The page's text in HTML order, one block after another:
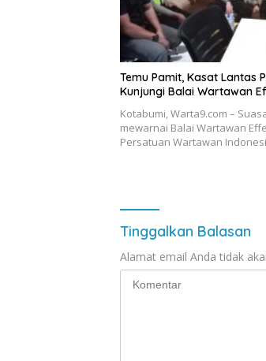
Temu Pamit, Kasat Lantas
Kunjungi Balai Wartawan
Kotabumi, Warta9.com –
mewarnai Balai Wartawan
Persatuan Wartawan
Tinggalkan Balasan
Alamat email Anda tidak